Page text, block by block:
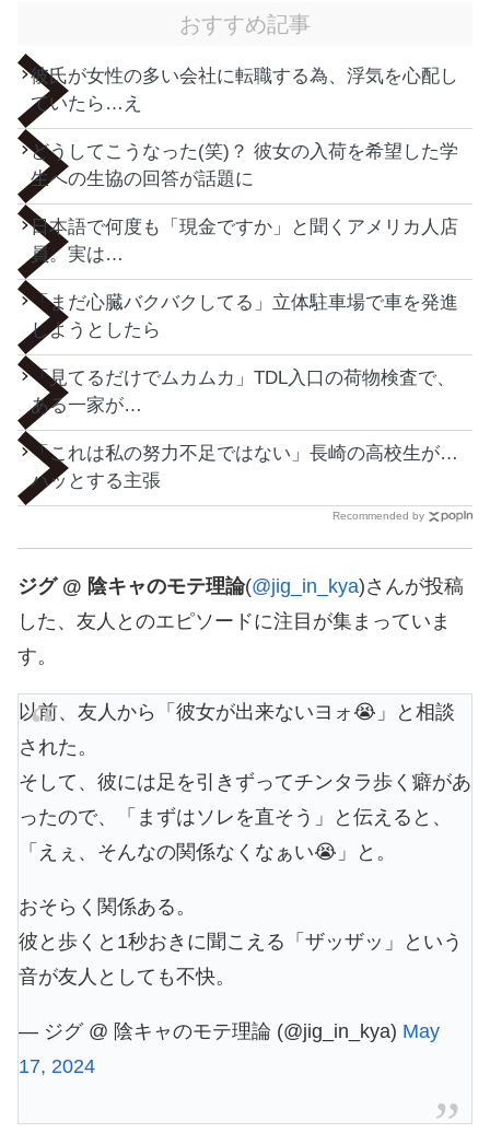
おすすめ記事
彼氏が女性の多い会社に転職する為、浮気を心配し
ていたら…え
どうしてこうなった(笑)？ 彼女の入荷を希望した学
生への生協の回答が話題に
日本語で何度も「現金ですか」と聞くアメリカ人店
員。実は…
「まだ心臓バクバクしてる」立体駐車場で車を発進
しようとしたら
「見てるだけでムカムカ」TDL入口の荷物検査で、
ある一家が…
「これは私の努力不足ではない」長崎の高校生が…
ハッとする主張
Recommended by
ジグ @ 陰キャのモテ理論(@jig_in_kya)さんが投稿
した、友人とのエピソードに注目が集まっていま
す。
以前、友人から「彼女が出来ないヨォ😭」と相談
された。
そして、彼には足を引きずってチンタラ歩く癖があ
ったので、「まずはソレを直そう」と伝えると、
「えぇ、そんなの関係なくなぁい😭」と。
おそらく関係ある。
彼と歩くと1秒おきに聞こえる「ザッザッ」という
音が友人としても不快。
— ジグ @ 陰キャのモテ理論 (@jig_in_kya) May
17, 2024